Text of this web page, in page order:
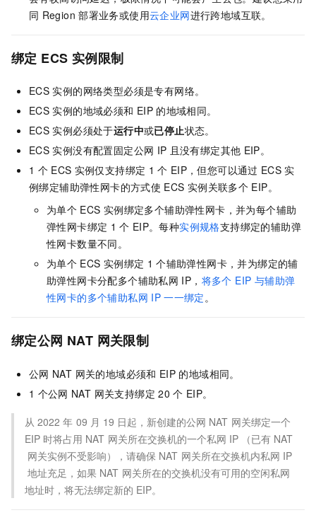
同 Region 部署业务或使用云企业网进行跨地域互联。
绑定 ECS 实例限制
ECS 实例的网络类型必须是专有网络。
ECS 实例的地域必须和 EIP 的地域相同。
ECS 实例必须处于运行中或已停止状态。
ECS 实例没有配置固定公网 IP 且没有绑定其他 EIP。
1 个 ECS 实例仅支持绑定 1 个 EIP，但您可以通过 ECS 实
例绑定辅助弹性网卡的方式使 ECS 实例关联多个 EIP。
为单个 ECS 实例绑定多个辅助弹性网卡，并为每个辅助
弹性网卡绑定 1 个 EIP。每种实例规格支持绑定的辅助弹
性网卡数量不同。
为单个 ECS 实例绑定 1 个辅助弹性网卡，并为绑定的辅
助弹性网卡分配多个辅助私网 IP， 将多个 EIP 与辅助弹
性网卡的多个辅助私网 IP 一一绑定。
绑定公网 NAT 网关限制
公网 NAT 网关的地域必须和 EIP 的地域相同。
1 个公网 NAT 网关支持绑定 20 个 EIP。
从 2022 年 09 月 19 日起，新创建的公网 NAT 网关绑定一个
EIP 时将占用 NAT 网关所在交换机的一个私网 IP （已有 NAT
网关实例不受影响），请确保 NAT 网关所在交换机内私网 IP
地址充足，如果 NAT 网关所在的交换机没有可用的空闲私网
地址时，将无法绑定新的 EIP。